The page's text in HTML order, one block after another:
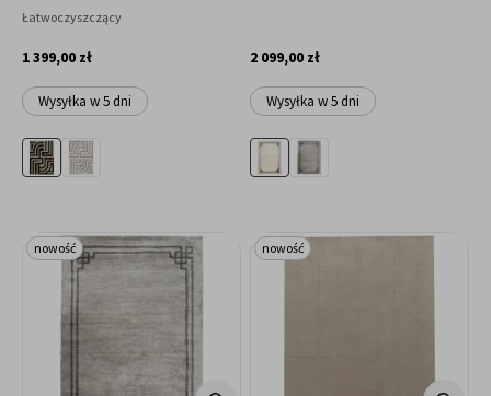
Łatwoczyszczący
1 399,00 zł
Wysyłka w 5 dni
2 099,00 zł
Wysyłka w 5 dni
nowość nowość